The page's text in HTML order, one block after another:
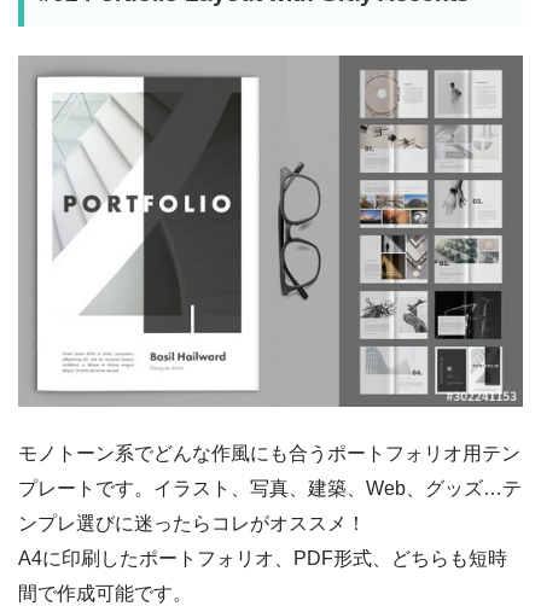
モノトーン系でどんな作風にも合うポートフォリオ用テン
プレートです。イラスト、写真、建築、Web、グッズ…テ
ンプレ選びに迷ったらコレがオススメ！
A4に印刷したポートフォリオ、PDF形式、どちらも短時
間で作成可能です。